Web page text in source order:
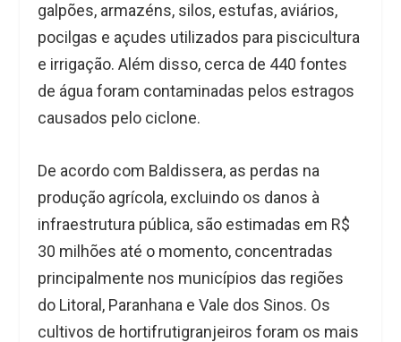
galpões, armazéns, silos, estufas, aviários,
pocilgas e açudes utilizados para piscicultura
e irrigação. Além disso, cerca de 440 fontes
de água foram contaminadas pelos estragos
causados pelo ciclone.
De acordo com Baldissera, as perdas na
produção agrícola, excluindo os danos à
infraestrutura pública, são estimadas em R$
30 milhões até o momento, concentradas
principalmente nos municípios das regiões
do Litoral, Paranhana e Vale dos Sinos. Os
cultivos de hortifrutigranjeiros foram os mais